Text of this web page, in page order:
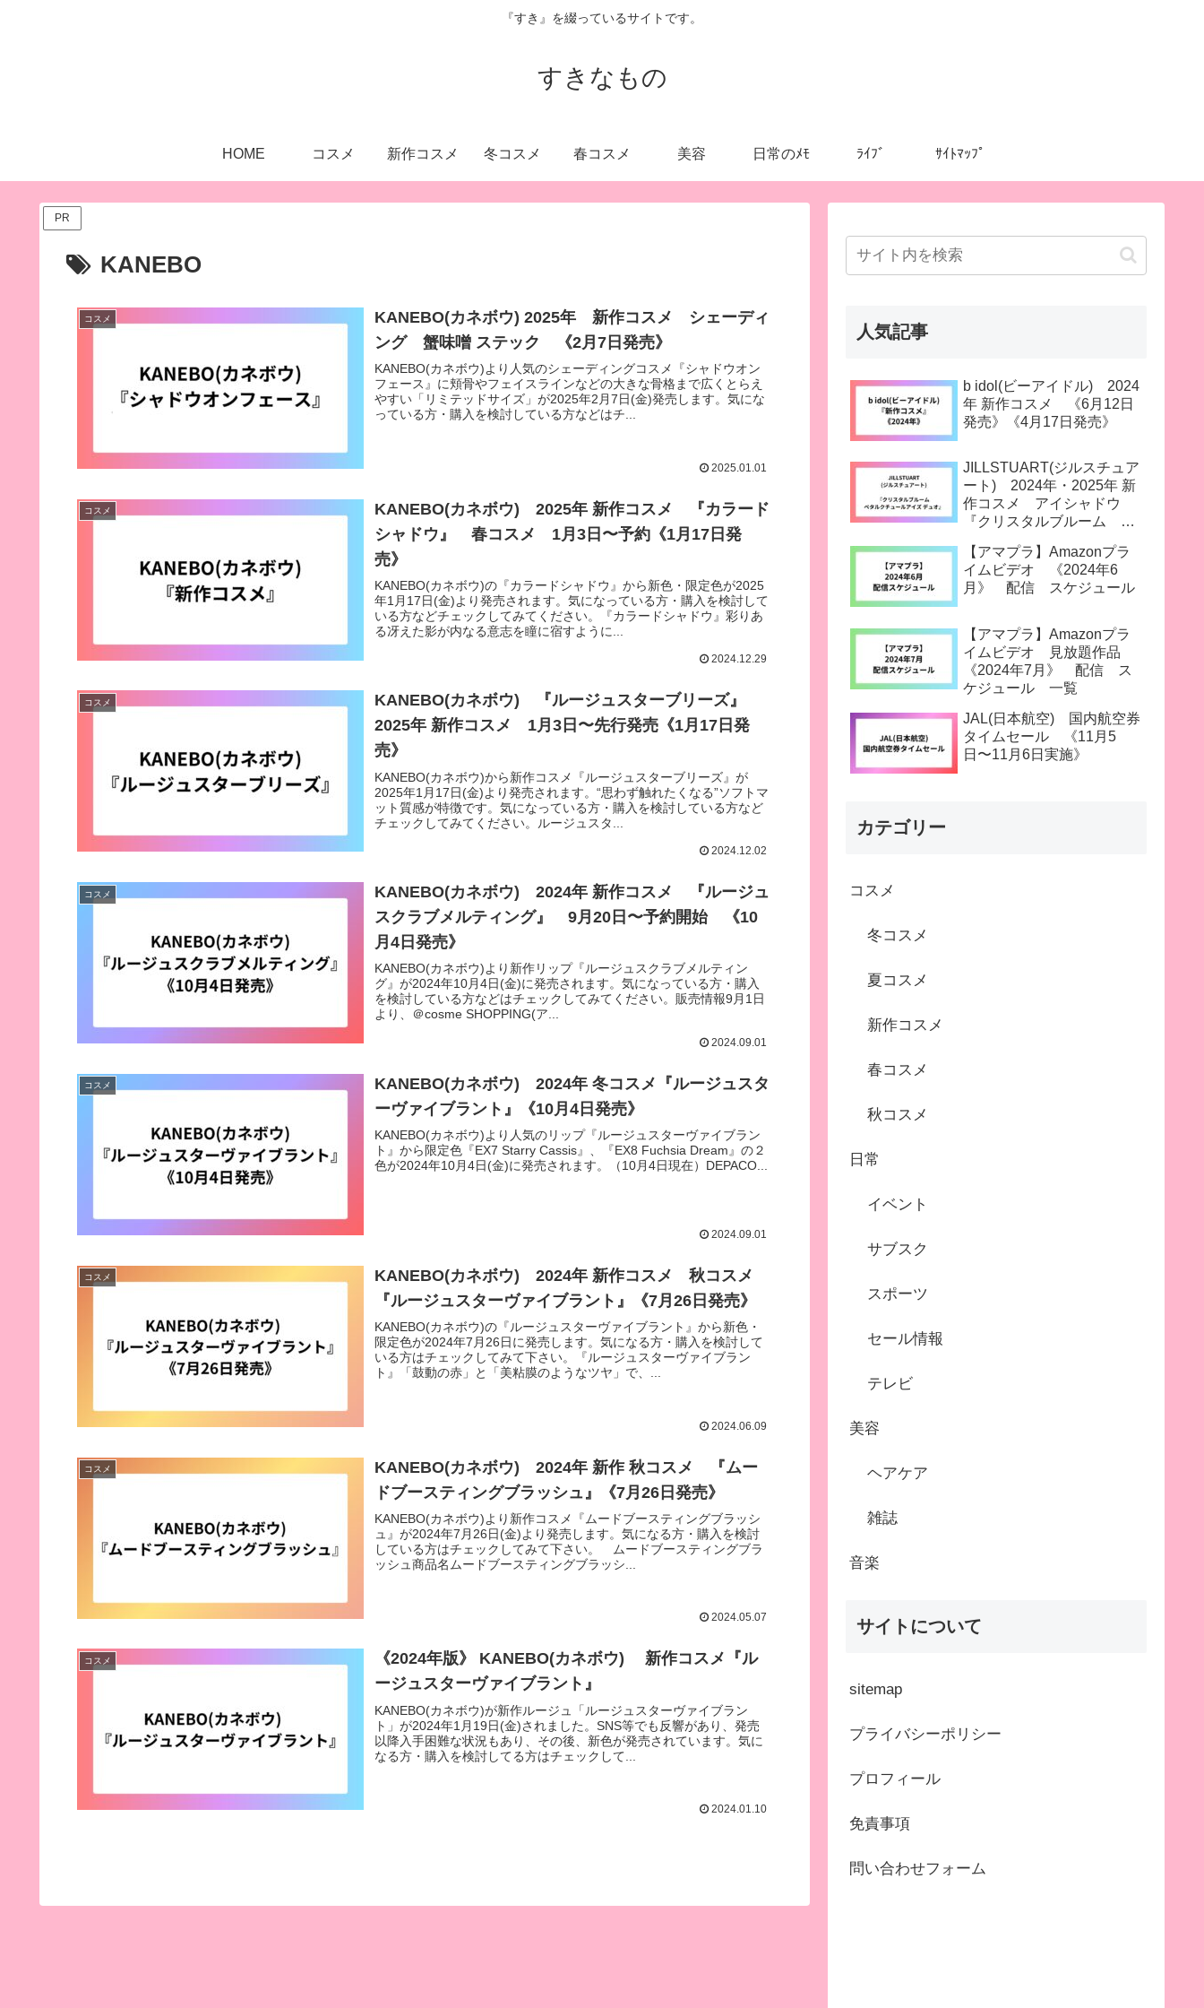
『すき』を綴っているサイトです。
すきなもの
HOME コスメ 新作コスメ 冬コスメ 春コスメ 美容 日常のﾒﾓ ﾗｲﾌﾞ ｻｲﾄﾏｯﾌﾟ
PR
KANEBO
コスメ
KANEBO(カネボウ) 2025年 新作コスメ シェーディ
ング 蟹味噌 ステック 《2月7日発売》
KANEBO(カネボウ)より人気のシェーディングコスメ『シャドウオン
フェース』に頬骨やフェイスラインなどの大きな骨格まで広くとらえ
やすい「リミテッドサイズ」が2025年2月7日(金)発売します。気にな
っている方・購入を検討している方などはチ...
2025.01.01
コスメ
KANEBO(カネボウ) 2025年 新作コスメ 『カラード
シャドウ』 春コスメ 1月3日〜予約《1月17日発
売》
KANEBO(カネボウ)の『カラードシャドウ』から新色・限定色が2025
年1月17日(金)より発売されます。気になっている方・購入を検討して
いる方などチェックしてみてください。『カラードシャドウ』彩りあ
る冴えた影が内なる意志を瞳に宿すように...
2024.12.29
コスメ
KANEBO(カネボウ) 『ルージュスターブリーズ』
2025年 新作コスメ 1月3日〜先行発売《1月17日発
売》
KANEBO(カネボウ)から新作コスメ『ルージュスターブリーズ』が
2025年1月17日(金)より発売されます。“思わず触れたくなる”ソフトマ
ット質感が特徴です。気になっている方・購入を検討している方など
チェックしてみてください。ルージュスタ...
2024.12.02
コスメ
KANEBO(カネボウ) 2024年 新作コスメ 『ルージュ
スクラブメルティング』 9月20日〜予約開始 《10
月4日発売》
KANEBO(カネボウ)より新作リップ『ルージュスクラブメルティン
グ』が2024年10月4日(金)に発売されます。気になっている方・購入
を検討している方などはチェックしてみてください。販売情報9月1日
より、＠cosme SHOPPING(ア...
2024.09.01
コスメ
KANEBO(カネボウ) 2024年 冬コスメ『ルージュスタ
ーヴァイブラント』《10月4日発売》
KANEBO(カネボウ)より人気のリップ『ルージュスターヴァイブラン
ト』から限定色『EX7 Starry Cassis』、『EX8 Fuchsia Dream』の２
色が2024年10月4日(金)に発売されます。（10月4日現在）DEPACO...
2024.09.01
コスメ
KANEBO(カネボウ) 2024年 新作コスメ 秋コスメ
『ルージュスターヴァイブラント』《7月26日発売》
KANEBO(カネボウ)の『ルージュスターヴァイブラント』から新色・
限定色が2024年7月26日に発売します。気になる方・購入を検討して
いる方はチェックしてみて下さい。『ルージュスターヴァイブラン
ト』「鼓動の赤」と「美粘膜のようなツヤ」で、...
2024.06.09
コスメ
KANEBO(カネボウ) 2024年 新作 秋コスメ 『ムー
ドブースティングブラッシュ』《7月26日発売》
KANEBO(カネボウ)より新作コスメ『ムードブースティングブラッシ
ュ』が2024年7月26日(金)より発売します。気になる方・購入を検討
している方はチェックしてみて下さい。 ムードブースティングブラ
ッシュ商品名ムードブースティングブラッシ...
2024.05.07
コスメ
《2024年版》 KANEBO(カネボウ) 新作コスメ『ル
ージュスターヴァイブラント』
KANEBO(カネボウ)が新作ルージュ「ルージュスターヴァイブラン
ト」が2024年1月19日(金)されました。SNS等でも反響があり、発売
以降入手困難な状況もあり、その後、新色が発売されています。気に
なる方・購入を検討してる方はチェックして...
2024.01.10
人気記事
b idol(ビーアイドル) 2024
年 新作コスメ 《6月12日
発売》《4月17日発売》
JILLSTUART(ジルスチュア
ート) 2024年・2025年 新
作コスメ アイシャドウ
『クリスタルブルーム ペ
オ』 《3月14日発売》
【アマプラ】Amazonプラ
イムビデオ 《2024年6
月》 配信 スケジュール
【アマプラ】Amazonプラ
イムビデオ 見放題作品
《2024年7月》 配信 ス
ケジュール 一覧
JAL(日本航空) 国内航空券
タイムセール 《11月5
日〜11月6日実施》
カテゴリー
コスメ
冬コスメ
夏コスメ
新作コスメ
春コスメ
秋コスメ
日常
イベント
サブスク
スポーツ
セール情報
テレビ
美容
ヘアケア
雑誌
音楽
サイトについて
sitemap
プライバシーポリシー
プロフィール
免責事項
問い合わせフォーム